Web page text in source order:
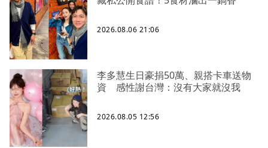
2026.08.06 21:06
李多慧生日豪捐50萬、親搭卡車送物
資 感性謝台灣：沒有大家就沒我
2026.08.05 12:56